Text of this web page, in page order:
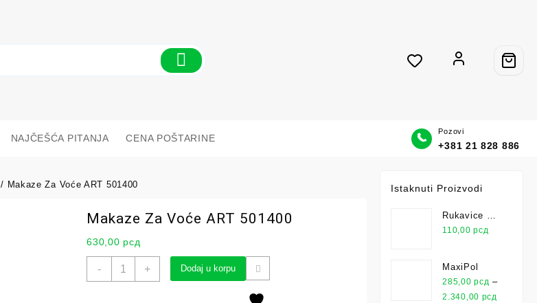
NAJČEŠĆA PITANJA CENA POŠTARINE
Pozovi
+381 21 828 886
/ Makaze Za Voće ART 501400
Makaze Za Voće ART 501400
630,00 рсд
- + Dodaj u korpu
Istaknuti Proizvodi
Rukavice Za
Montažu Pu
110,00рсд
MaxiPol
285,00рсд –
2.340,00 рсд